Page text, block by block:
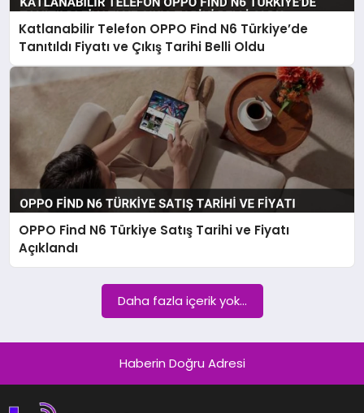
EKONOMI
SAĞLIK
TEKNOLOJI
Katlanabilir Telefon OPPO Find N6 Türkiye’de
Tanıtıldı Fiyatı ve Çıkış Tarihi Belli Oldu
OPPO Find N6 Türkiye Satış Tarihi ve Fiyatı
Açıklandı
Daha fazla içerik yok...
Haberin Doğru Adresi